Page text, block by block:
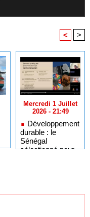
< >
Mercredi 1 Juillet
2026 - 21:49
Développement
durable : le
Sénégal
sélectionné pour
ODD